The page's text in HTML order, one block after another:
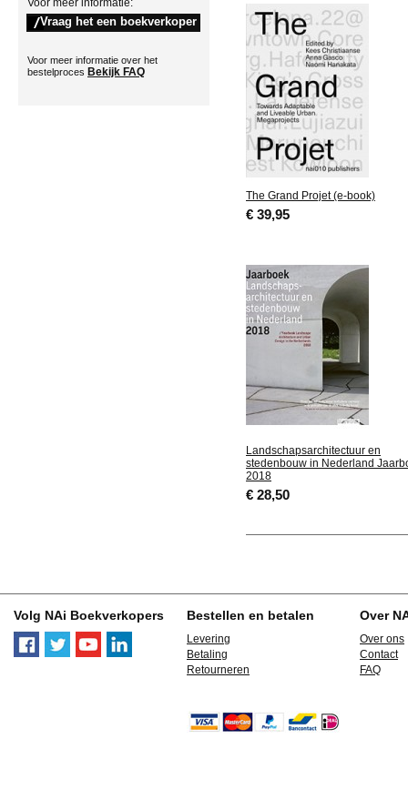
Voor meer informatie:
Voor meer informatie over het
bestelproces Bekijk FAQ
The Grand Projet (e-book)
€ 39,95
Landschapsarchitectuur en
stedenbouw in Nederland
2018
€ 28,50
Volg NAi Boekverkopers Bestellen en betalen
Levering
Betaling
Retourneren
Over
Over ons
Contact
FAQ